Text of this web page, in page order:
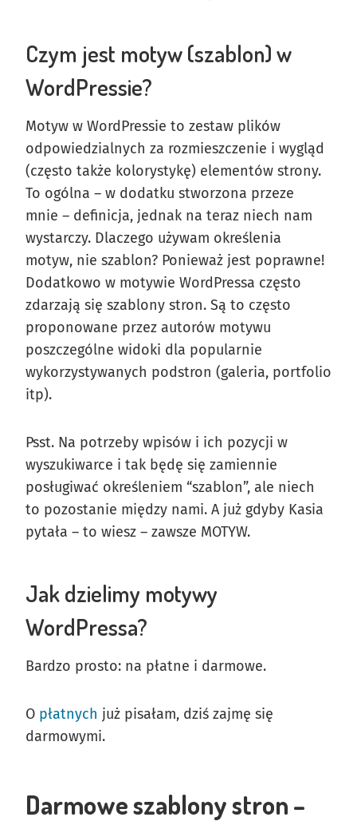
Czym jest motyw (szablon) w
WordPressie?
Motyw w WordPressie to zestaw plików
odpowiedzialnych za rozmieszczenie i wygląd
(często także kolorystykę) elementów strony.
To ogólna – w dodatku stworzona przeze
mnie – definicja, jednak na teraz niech nam
wystarczy. Dlaczego używam określenia
motyw, nie szablon? Ponieważ jest poprawne!
Dodatkowo w motywie WordPressa często
zdarzają się szablony stron. Są to często
proponowane przez autorów motywu
poszczególne widoki dla popularnie
wykorzystywanych podstron (galeria, portfolio
itp).
Psst. Na potrzeby wpisów i ich pozycji w
wyszukiwarce i tak będę się zamiennie
posługiwać określeniem “szablon”, ale niech
to pozostanie między nami. A już gdyby Kasia
pytała – to wiesz – zawsze MOTYW.
Jak dzielimy motywy
WordPressa?
Bardzo prosto: na płatne i darmowe.
O płatnych już pisałam, dziś zajmę się
darmowymi.
Darmowe szablony stron –